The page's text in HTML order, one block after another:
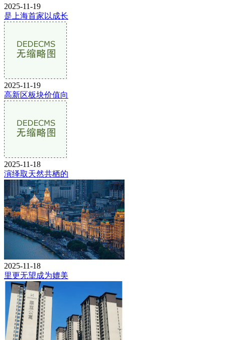
2025-11-19
是上海首家以成长
2025-11-19
高新区板块价值向
2025-11-18
演绎取天然共栖的
2025-11-18
里更无望成为媲美